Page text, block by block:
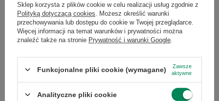
kategoria: Elektronika /Dysk HDDlubDysk
SSD)
Kupna drukarki-( kategoria: Elektronika
/Drukarki laserowe)
Kupna myszy i klawiatury-( kategoria:
Elektronika /Urządzenia dodatkowe)
Kupna monitora-( Elektronika / Monitor
Sklep korzysta z plików cookie w celu realizacji usług zgodnie z
Polityką dotyczącą cookies . Możesz określić warunki
przechowywania lub dostępu do cookie w Twojej przeglądarce.
Więcej informacji na temat warunków i prywatności można
znaleźć także na stronie Prywatność i warunki Google
Funkcjonalne pliki cookie (wymagane)
Zawsze
aktywne
Analityczne pliki cookie